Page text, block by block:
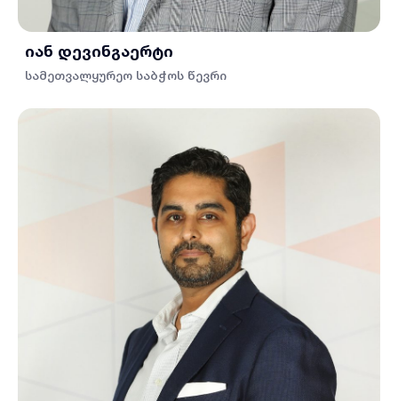
იან დევინგაერტი
სამეთვალყურეო საბჭოს წევრი